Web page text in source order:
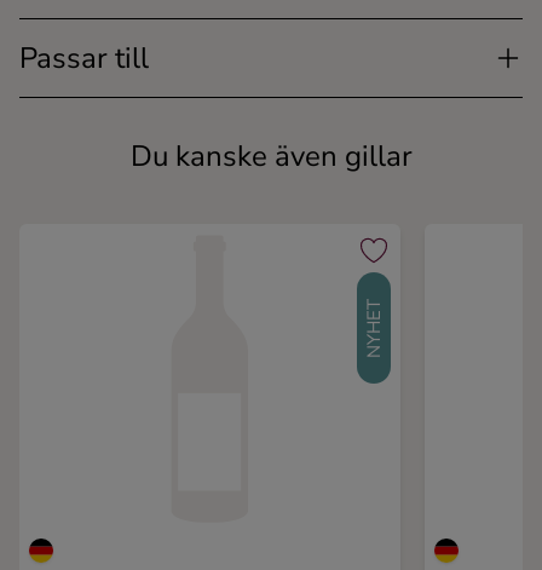
Passar till
Du kanske även gillar
NYHET